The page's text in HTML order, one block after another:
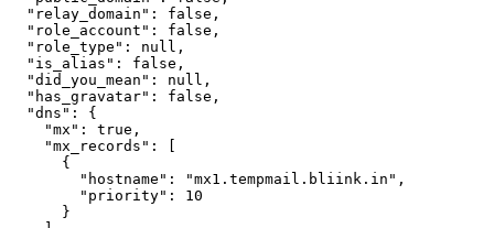
  "relay_domain": false,
  "role_account": false,
  "role_type": null,
  "is_alias": false,
  "did_you_mean": null,
  "has_gravatar": false,
  "dns": {
    "mx": true,
    "mx_records": [
      {
        "hostname": "mx1.tempmail.bliink.in",
        "priority": 10
      }